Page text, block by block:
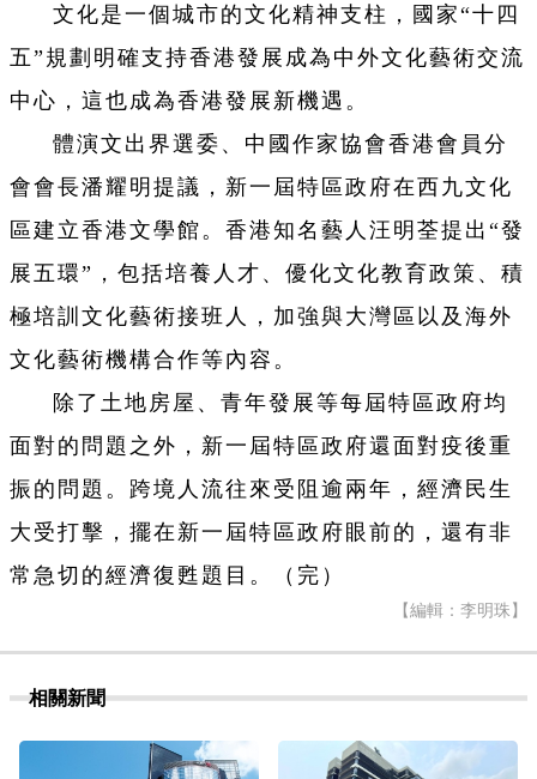
文化是一個城市的文化精神支柱，國家“十四
五”規劃明確支持香港發展成為中外文化藝術交流
中心，這也成為香港發展新機遇。
體演文出界選委、中國作家協會香港會員分
會會長潘耀明提議，新一屆特區政府在西九文化
區建立香港文學館。香港知名藝人汪明荃提出“發
展五環”，包括培養人才、優化文化教育政策、積
極培訓文化藝術接班人，加強與大灣區以及海外
文化藝術機構合作等內容。
除了土地房屋、青年發展等每屆特區政府均
面對的問題之外，新一屆特區政府還面對疫後重
振的問題。跨境人流往來受阻逾兩年，經濟民生
大受打擊，擺在新一屆特區政府眼前的，還有非
常急切的經濟復甦題目。（完）
【編輯：李明珠】
相關新聞